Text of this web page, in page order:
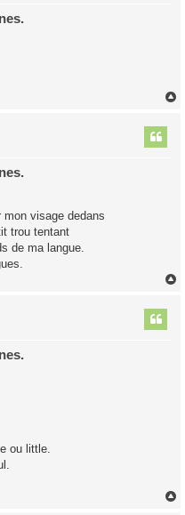
visage dedans
trou tentant
de ma langue.
ou little.